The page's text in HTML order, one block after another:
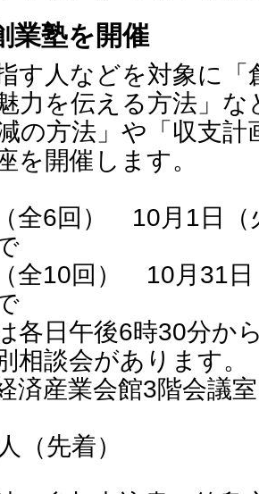
業塾を開催
す人などを対象に「
力を伝える方法」
の方法」や「収支
を開催します。
全6回） 10月1日
全10回） 10月31
各日午後6時30分か
相談会があります。
産業会館3階会議
先着）